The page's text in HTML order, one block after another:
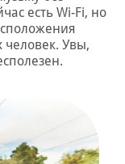
есть Wi-Fi, но
человек. Увы,